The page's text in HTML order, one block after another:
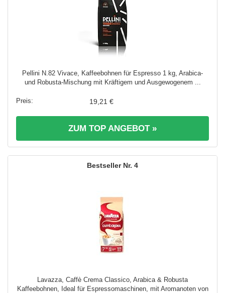
Pellini N.82 Vivace, Kaffeebohnen für Espresso 1 kg, Arabica-
und Robusta-Mischung mit Kräftigem und Ausgewogenem ...
19,21 €
ZUM TOP ANGEBOT »
4
Lavazza, Caffè Crema Classico, Arabica & Robusta
Kaffeebohnen, Ideal für Espressomaschinen, mit Aromanoten von